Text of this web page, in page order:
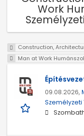
Work
Construction,
Man at Work
09.08.2026,
Személyzeti